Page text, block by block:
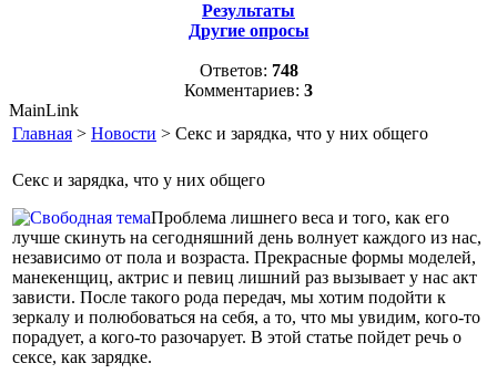
Результаты
Другие опросы
Ответов: 748
Комментариев: 3
MainLink
Главная > Новости > Секс и зарядка, что у них общего
Секс и зарядка, что у них общего
Проблема лишнего веса и того, как его
лучше скинуть на сегодняшний день волнует каждого из нас,
независимо от пола и возраста. Прекрасные формы моделей,
манекенщиц, актрис и певиц лишний раз вызывает у нас акт
зависти. После такого рода передач, мы хотим подойти к
зеркалу и полюбоваться на себя, а то, что мы увидим, кого-то
порадует, а кого-то разочарует. В этой статье пойдет речь о
сексе, как зарядке.